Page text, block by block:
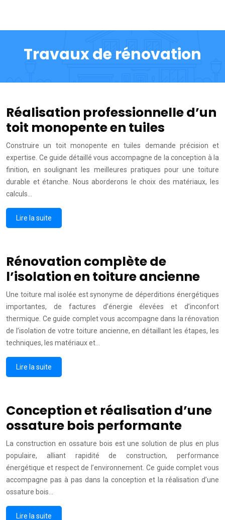
Travaux de rénovation
Réalisation professionnelle d’un
toit monopente en tuiles
Construire un toit monopente en tuiles demande précision et
expertise. Ce guide détaillé vous accompagne de la conception à la
finition, en soulignant les meilleures pratiques pour une toiture
durable et étanche. Nous aborderons le choix des matériaux, les
calculs…
Lire la suite
Rénovation complète de
l’isolation en toiture ancienne
Une toiture mal isolée est synonyme de déperditions énergétiques
importantes, de factures d’énergie élevées et d’inconfort
thermique. Ce guide complet vous accompagne dans la rénovation
de l’isolation de votre toiture ancienne, en détaillant les étapes, les
techniques, les matériaux et…
Lire la suite
Conception et réalisation d’une
ossature bois performante
La construction en ossature bois est une solution de plus en plus
populaire, alliant rapidité de construction, performance
énergétique et respect de l’environnement. Ce guide complet vous
accompagne pas à pas dans la conception et la réalisation d’une
ossature bois…
Lire la suite